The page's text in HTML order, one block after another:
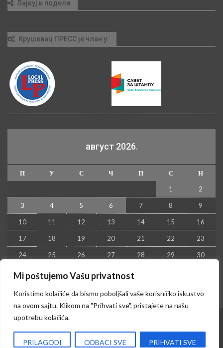
Mi poštujemo Vašu privatnost
Koristimo kolačiće da bismo poboljšali vaše korisničko iskustvo
na ovom sajtu. Klikom na "Prihvati sve", pristajete na našu
upotrebu kolačića.
PRILAGODI ODBACI SVE PRIHVATI SVE
Лајкуј и подели
Крушевац ПРЕСС је члан у:
август 2026.
П У С Ч П С
Н
1
2
3 4 5 6 7 8 9
10 11 12 13 14 15 16
17 18 19 20 21 22 23
24 25 26 27 28 29 30
31
Izrada sajta i hosting:Hosting-Srbija